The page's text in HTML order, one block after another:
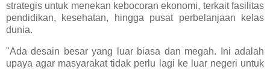
strategis untuk menekan kebocoran ekonomi, terkait fasilitas
pendidikan, kesehatan, hingga pusat perbelanjaan kelas
dunia.
"Ada desain besar yang luar biasa dan megah. Ini adalah
upaya agar masyarakat tidak perlu lagi ke luar negeri untuk